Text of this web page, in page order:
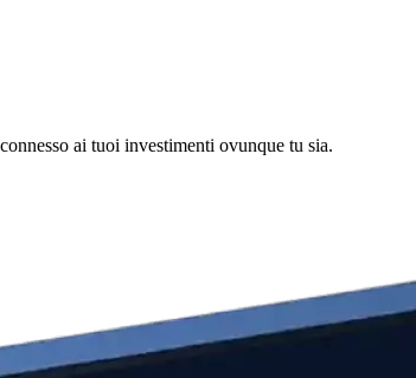
ai tuoi investimenti ovunque tu sia.